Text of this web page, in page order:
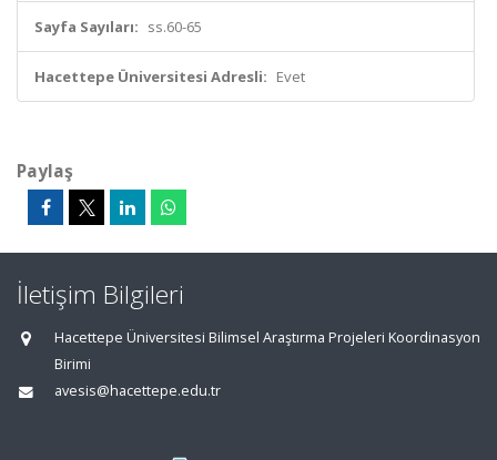
Sayfa Sayıları: ss.60-65
Hacettepe Üniversitesi Adresli: Evet
Paylaş
İletişim Bilgileri
Hacettepe Üniversitesi Bilimsel Araştırma Projeleri Koordinasyon
Birimi
avesis@hacettepe.edu.tr